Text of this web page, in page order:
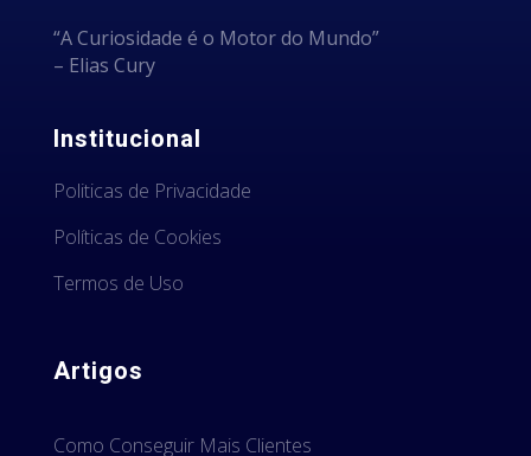
“A Curiosidade é o Motor do Mundo”
– Elias Cury
Institucional
Politicas de Privacidade
Políticas de Cookies
Termos de Uso
Artigos
Como Conseguir Mais Clientes